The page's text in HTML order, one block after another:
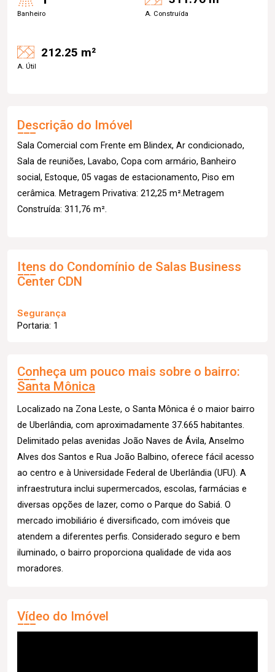
Banheiro A. Construída
212.25 m²
A. Útil
Descrição do Imóvel
Sala Comercial com Frente em Blindex, Ar condicionado,
Sala de reuniões, Lavabo, Copa com armário, Banheiro
social, Estoque, 05 vagas de estacionamento, Piso em
cerâmica. Metragem Privativa: 212,25 m².Metragem
Construída: 311,76 m².
Itens do Condomínio de Salas Business
Center CDN
Segurança
Portaria: 1
Conheça um pouco mais sobre o bairro:
Santa Mônica
Localizado na Zona Leste, o Santa Mônica é o maior bairro
de Uberlândia, com aproximadamente 37.665 habitantes.
Delimitado pelas avenidas João Naves de Ávila, Anselmo
Alves dos Santos e Rua João Balbino, oferece fácil acesso
ao centro e à Universidade Federal de Uberlândia (UFU). A
infraestrutura inclui supermercados, escolas, farmácias e
diversas opções de lazer, como o Parque do Sabiá. O
mercado imobiliário é diversificado, com imóveis que
atendem a diferentes perfis. Considerado seguro e bem
iluminado, o bairro proporciona qualidade de vida aos
moradores.
Vídeo do Imóvel